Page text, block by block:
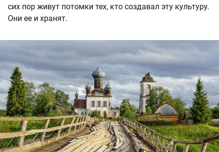
сих пор живут потомки тех, кто создавал эту культуру.
Они ее и хранят.